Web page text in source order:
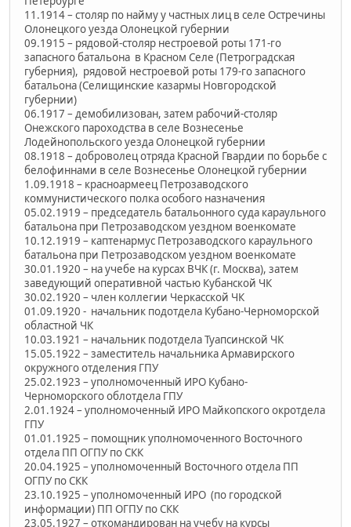
11.1914 – столяр по найму у частных лиц в селе Остречины
Олонецкого уезда Олонецкой губернии
09.1915 – рядовой-столяр нестроевой роты 171-го
запасного батальона в Красном Селе (Петроградская
губерния), рядовой нестроевой роты 179-го запасного
батальона (Селищинские казармы Новгородской
губернии)
06.1917 – демобилизован, затем рабочий-столяр
Онежского пароходства в селе Вознесенье
Лодейнопольского уезда Олонецкой губернии
08.1918 – доброволец отряда Красной Гвардии по борьбе с
белофиннами в селе Вознесенье Олонецкой губернии
1.09.1918 – красноармеец Петрозаводского
коммунистического полка особого назначения
05.02.1919 – председатель батальонного суда караульного
батальона при Петрозаводском уездном военкомате
10.12.1919 – каптенармус Петрозаводского караульного
батальона при Петрозаводском уездном военкомате
30.01.1920 – на учебе на курсах ВЧК (г. Москва), затем
заведующий оперативной частью Кубанской ЧК
30.02.1920 – член коллегии Черкасской ЧК
01.09.1920 - начальник подотдела Кубано-Черноморской
областной ЧК
10.03.1921 – начальник подотдела Туапсинской ЧК
15.05.1922 – заместитель начальника Армавирского
окружного отделения ГПУ
25.02.1923 – уполномоченный ИРО Кубано-
Черноморского облотдела ГПУ
2.01.1924 – уполномоченный ИРО Майкопского окротдела
ГПУ
01.01.1925 – помощник уполномоченного Восточного
отдела ПП ОГПУ по СКК
20.04.1925 – уполномоченный Восточного отдела ПП
ОГПУ по СКК
23.10.1925 – уполномоченный ИРО (по городской
информации) ПП ОГПУ по СКК
23.05.1927 – откомандирован на учебу на курсы